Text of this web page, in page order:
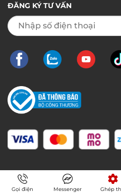
ĐĂNG KÝ TƯ VẤN
Gọi điện Messenger Ghép